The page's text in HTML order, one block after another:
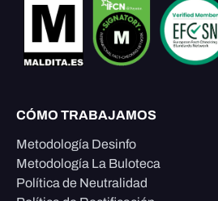
CÓMO TRABAJAMOS
Metodología Desinfo
Metodología La Buloteca
Política de Neutralidad